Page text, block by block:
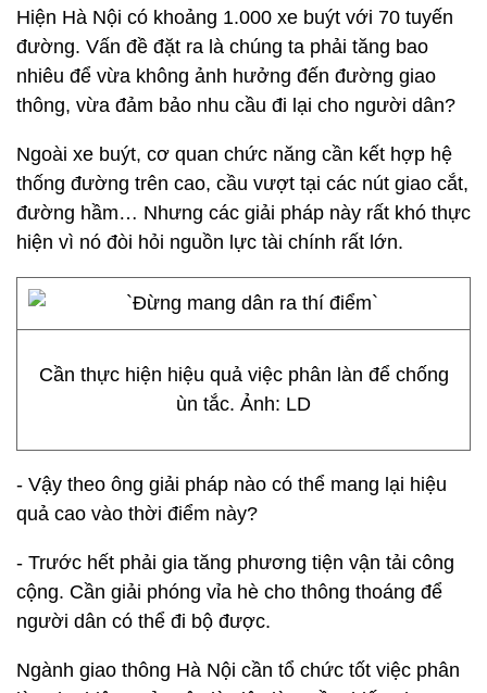
Hiện Hà Nội có khoảng 1.000 xe buýt với 70 tuyến
đường. Vấn đề đặt ra là chúng ta phải tăng bao
nhiêu để vừa không ảnh hưởng đến đường giao
thông, vừa đảm bảo nhu cầu đi lại cho người dân?
Ngoài xe buýt, cơ quan chức năng cần kết hợp hệ
thống đường trên cao, cầu vượt tại các nút giao cắt,
đường hầm… Nhưng các giải pháp này rất khó thực
hiện vì nó đòi hỏi nguồn lực tài chính rất lớn.
Cần thực hiện hiệu quả việc phân làn để chống
ùn tắc. Ảnh: LD
- Vậy theo ông giải pháp nào có thể mang lại hiệu
quả cao vào thời điểm này?
- Trước hết phải gia tăng phương tiện vận tải công
cộng. Cần giải phóng vỉa hè cho thông thoáng để
người dân có thể đi bộ được.
Ngành giao thông Hà Nội cần tổ chức tốt việc phân